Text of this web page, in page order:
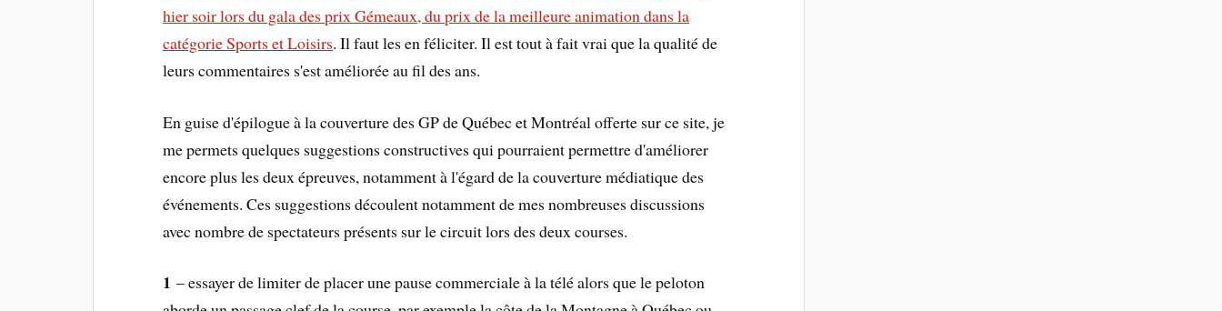
hier soir lors du gala des prix Gémeaux, du prix de la meilleure animation dans la
catégorie Sports et Loisirs. Il faut les en féliciter. Il est tout à fait vrai que la qualité de
leurs commentaires s'est améliorée au fil des ans.
En guise d'épilogue à la couverture des GP de Québec et Montréal offerte sur ce site, je
me permets quelques suggestions constructives qui pourraient permettre d'améliorer
encore plus les deux épreuves, notamment à l'égard de la couverture médiatique des
événements. Ces suggestions découlent notamment de mes nombreuses discussions
avec nombre de spectateurs présents sur le circuit lors des deux courses.
1 – essayer de limiter de placer une pause commerciale à la télé alors que le peloton